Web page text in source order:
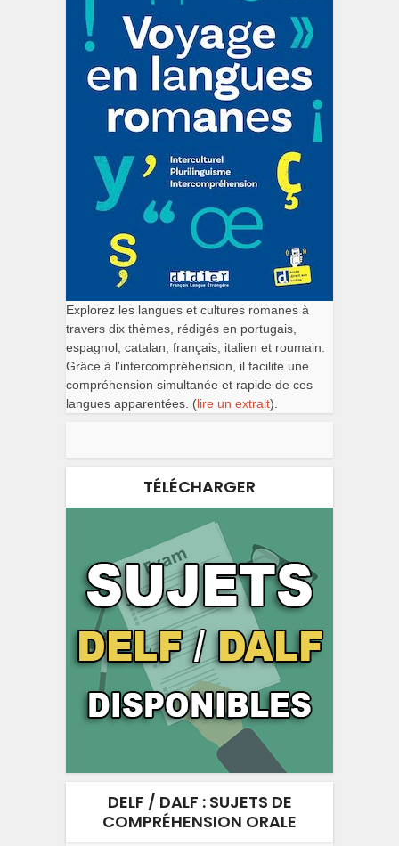
Explorez les langues et cultures romanes à
travers dix thèmes, rédigés en portugais,
espagnol, catalan, français, italien et roumain.
Grâce à l'intercompréhension, il facilite une
compréhension simultanée et rapide de ces
langues apparentées. (lire un extrait).
TÉLÉCHARGER
DELF / DALF : SUJETS DE
COMPRÉHENSION ORALE